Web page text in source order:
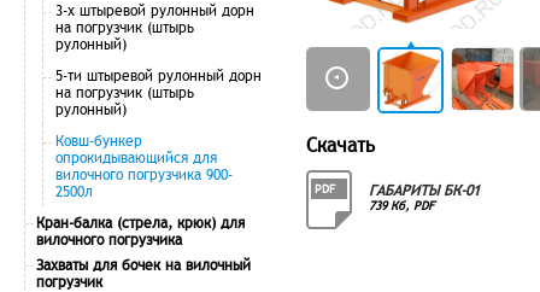
3-х штыревой рулонный дорн
на погрузчик (штырь
рулонный)
5-ти штыревой рулонный дорн
на погрузчик (штырь
рулонный)
Ковш-бункер
опрокидывающийся для
вилочного погрузчика 900-
2500л
Кран-балка (стрела, крюк) для
вилочного погрузчика
Захваты для бочек на вилочный
погрузчик
Скачать
PDF ГАБАРИТЫ БК-01
739 Кб, PDF